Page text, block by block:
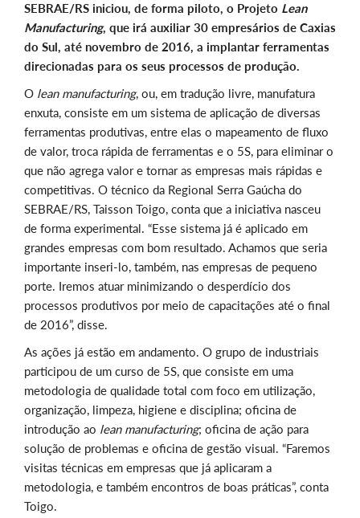
SEBRAE/RS iniciou, de forma piloto, o Projeto Lean
Manufacturing, que irá auxiliar 30 empresários de Caxias
do Sul, até novembro de 2016, a implantar ferramentas
direcionadas para os seus processos de produção.
O lean manufacturing, ou, em tradução livre, manufatura
enxuta, consiste em um sistema de aplicação de diversas
ferramentas produtivas, entre elas o mapeamento de fluxo
de valor, troca rápida de ferramentas e o 5S, para eliminar o
que não agrega valor e tornar as empresas mais rápidas e
competitivas. O técnico da Regional Serra Gaúcha do
SEBRAE/RS, Taisson Toigo, conta que a iniciativa nasceu
de forma experimental. “Esse sistema já é aplicado em
grandes empresas com bom resultado. Achamos que seria
importante inseri-lo, também, nas empresas de pequeno
porte. Iremos atuar minimizando o desperdício dos
processos produtivos por meio de capacitações até o final
de 2016”, disse.
As ações já estão em andamento. O grupo de industriais
participou de um curso de 5S, que consiste em uma
metodologia de qualidade total com foco em utilização,
organização, limpeza, higiene e disciplina; oficina de
introdução ao lean manufacturing; oficina de ação para
solução de problemas e oficina de gestão visual. “Faremos
visitas técnicas em empresas que já aplicaram a
metodologia, e também encontros de boas práticas”, conta
Toigo.